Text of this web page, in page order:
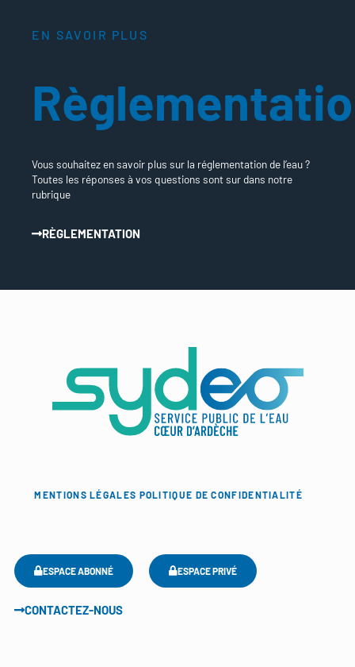
EN SAVOIR PLUS
Vous souhaitez en savoir plus sur la réglementation de l’eau ?
Toutes les réponses à vos questions sont sur dans notre
rubrique
RÈGLEMENTATION
MENTIONS LÉGALES POLITIQUE DE CONFIDENTIALITÉ
ESPACE ABONNÉ ESPACE PRIVÉ
CONTACTEZ-NOUS